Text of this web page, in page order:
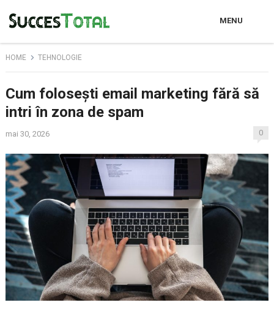
MENU
HOME TEHNOLOGIE
Cum folosești email marketing fără să
intri în zona de spam
mai 30, 2026 0